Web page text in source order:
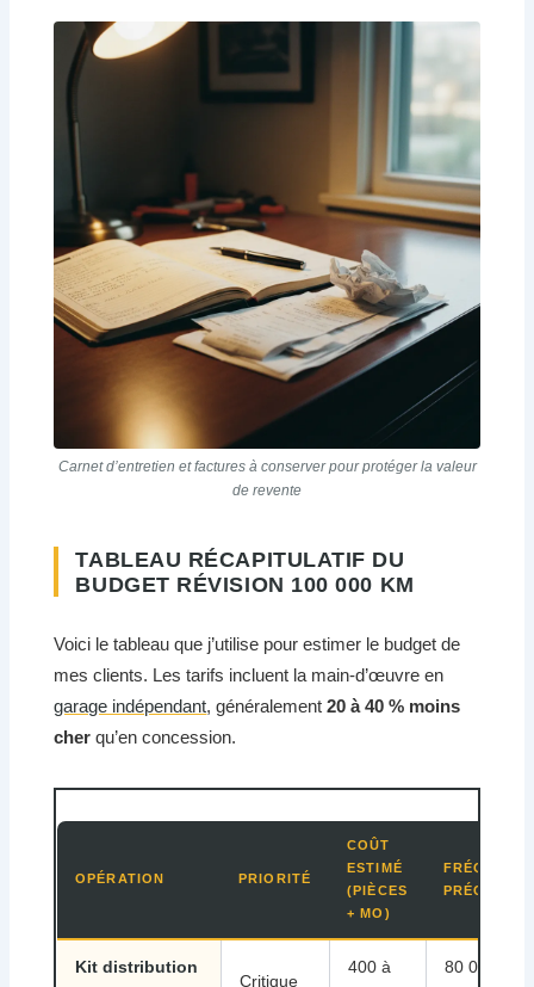
Carnet d’entretien et factures à conserver pour protéger la valeur
de revente
TABLEAU RÉCAPITULATIF DU
BUDGET RÉVISION 100 000 KM
Voici le tableau que j’utilise pour estimer le budget de
mes clients. Les tarifs incluent la main-d’œuvre en
garage indépendant, généralement20 à 40 % moins
cher qu’en concession.
OPÉRATION PRIORITÉ
COÛT
ESTIMÉ
(PIÈCES
+ MO)
Kit distribution
Critique
400 à
80 000 à